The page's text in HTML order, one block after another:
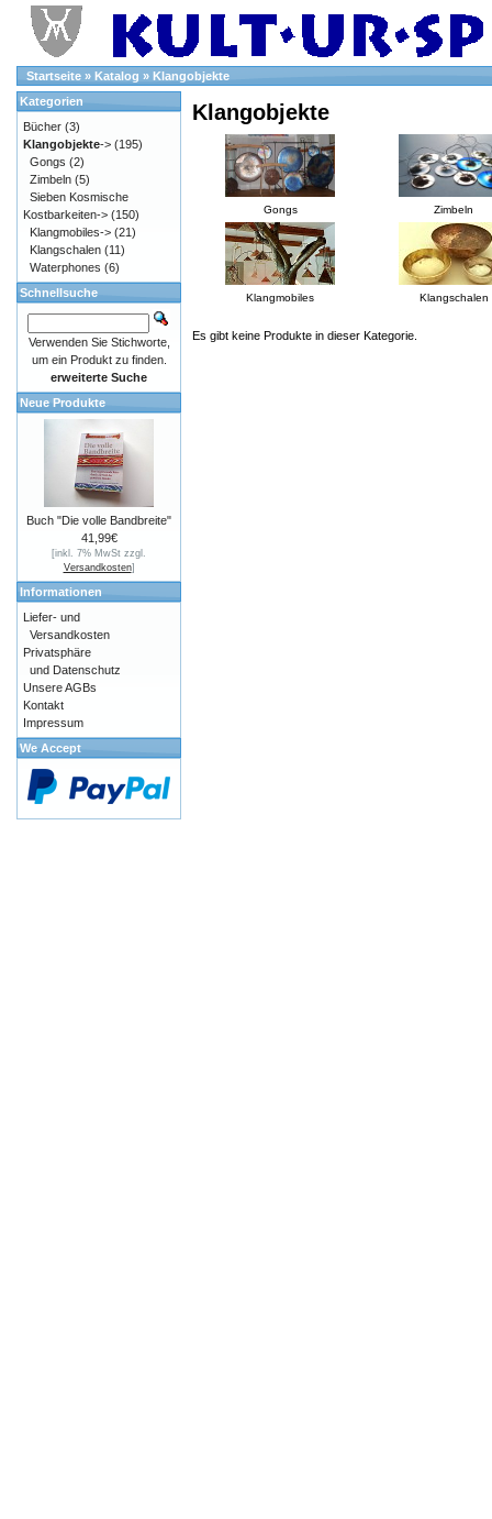
Startseite » Katalog » Klangobjekte
Klangobjekte
Gongs Zimbeln
Klangmobiles Klangschalen
Es gibt keine Produkte in dieser Kategorie.
Kategorien
Bücher (3)
Klangobjekte-> (195)
Gongs (2)
Zimbeln (5)
Sieben Kosmische
Kostbarkeiten-> (150)
Klangmobiles-> (21)
Klangschalen (11)
Waterphones (6)
Schnellsuche
Verwenden Sie Stichworte,
um ein Produkt zu finden.
erweiterte Suche
Neue Produkte
Buch "Die volle Bandbreite"
41,99€
[inkl. 7% MwSt zzgl.
Versandkosten]
Informationen
Liefer- und
Versandkosten
Privatsphäre
und Datenschutz
Unsere AGBs
Kontakt
Impressum
We Accept